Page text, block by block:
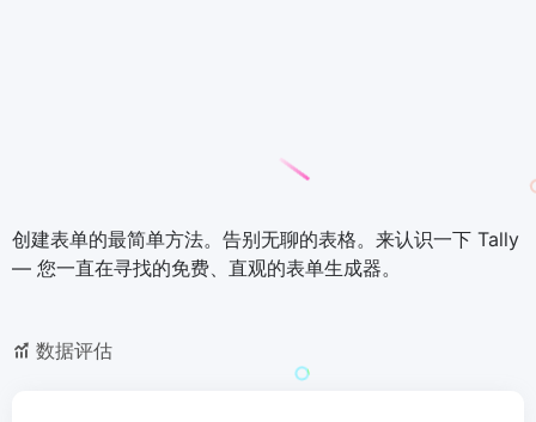
创建表单的最简单方法。告别无聊的表格。来认识一下 Tally
— 您一直在寻找的免费、直观的表单生成器。
数据评估